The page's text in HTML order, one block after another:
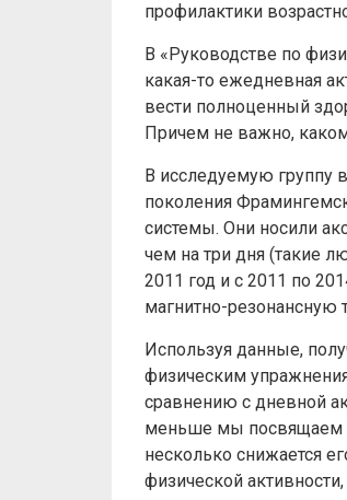
профилактики
В «Руководстве по
какая-то ежедневная
вести полноценный
Причем не важно,
В исследуемую группу
поколения
системы. Они носили
чем на три дня (такие
2011 год и с 2011 по
магнитно-резонансную
Используя данные,
физическим
сравнению с дневной
меньше мы посвящаем
несколько снижается
физической